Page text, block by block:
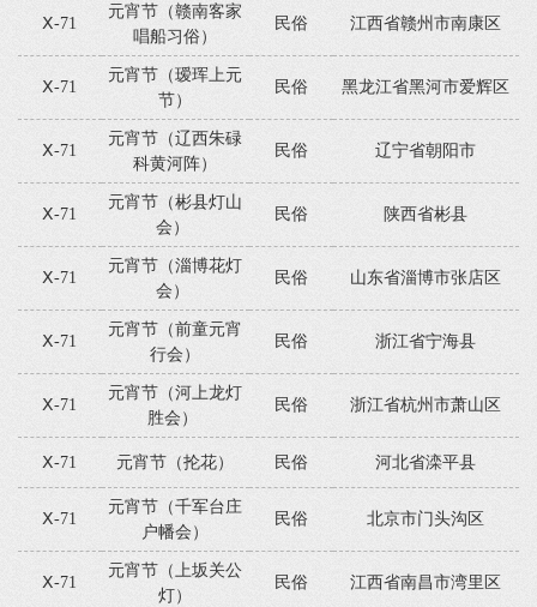
Ⅹ-71
元宵节（赣南客家
唱船习俗）
民俗 江西省赣州市南康区
Ⅹ-71
元宵节（瑷珲上元
节）
民俗 黑龙江省黑河市爱辉区
Ⅹ-71
元宵节（辽西朱碌
科黄河阵）
民俗 辽宁省朝阳市
Ⅹ-71
元宵节（彬县灯山
会）
民俗 陕西省彬县
Ⅹ-71
元宵节（淄博花灯
会）
民俗 山东省淄博市张店区
Ⅹ-71
元宵节（前童元宵
行会）
民俗 浙江省宁海县
Ⅹ-71
元宵节（河上龙灯
胜会）
民俗 浙江省杭州市萧山区
Ⅹ-71 元宵节（抡花） 民俗 河北省滦平县
Ⅹ-71
元宵节（千军台庄
户幡会）
民俗 北京市门头沟区
Ⅹ-71
元宵节（上坂关公
灯）
民俗 江西省南昌市湾里区